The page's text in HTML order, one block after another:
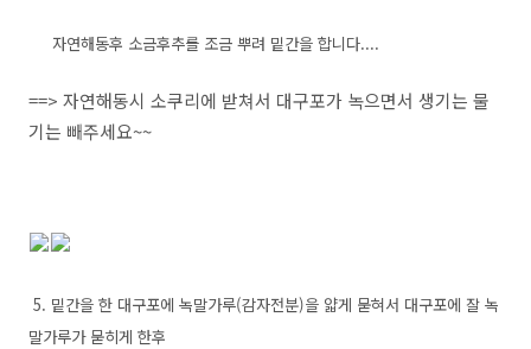
자연해동후 소금후추를 조금 뿌려 밑간을 합니다....
==> 자연해동시 소쿠리에 받쳐서 대구포가 녹으면서 생기는 물
기는 빼주세요~~
5. 밑간을 한 대구포에 녹말가루(감자전분)을 얇게 묻혀서 대구포에 잘 녹
말가루가 묻히게 한후